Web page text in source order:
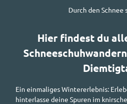
Durch den Schnee
Hier findest du
Ein einmaliges Wintererlebnis:
hinterlasse deine Spuren im